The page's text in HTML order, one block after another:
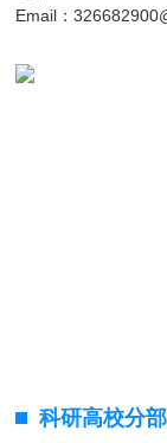
Email：
科研高校分